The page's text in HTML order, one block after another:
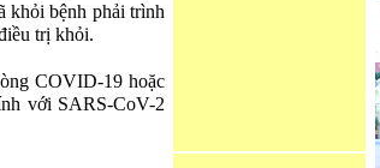
khỏi bệnh phải trình
trị khỏi.
COVID-19 hoặc
với SARS-CoV-2